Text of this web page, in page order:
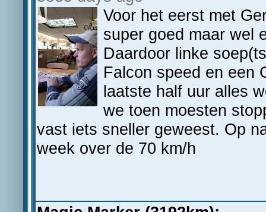
Voor het eerst met
super goed maar wel
Daardoor linke
Falcon speed en een
laatste half uur alles
we toen moesten
vast iets sneller geweest. Op
week over de 70 km/h